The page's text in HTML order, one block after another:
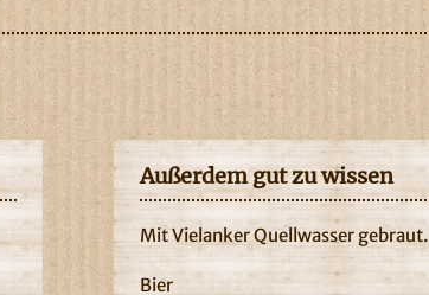
Außerdem gut zu wissen
Mit Vielanker Quellwasser gebraut.
Bier